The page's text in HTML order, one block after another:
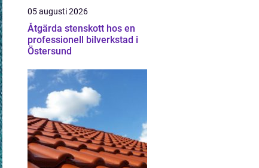
05 augusti 2026
Åtgärda stenskott hos en
professionell bilverkstad i
Östersund